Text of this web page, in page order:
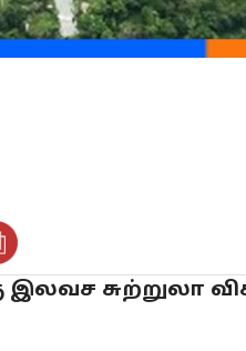
இலவச சுற்றுலா